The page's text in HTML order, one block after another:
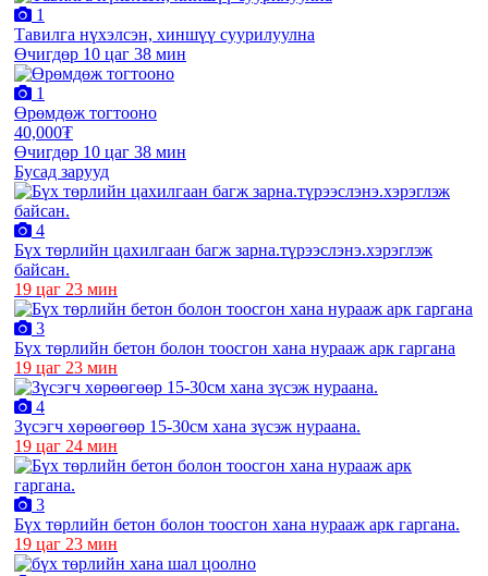
1
Тавилга нүхэлсэн, хиншүү суурилуулна
Өчигдөр 10 цаг 38 мин
1
Өрөмдөж тогтооно
40,000₮
Өчигдөр 10 цаг 38 мин
Бусад зарууд
4
Бүх төрлийн цахилгаан багж зарна.түрээслэнэ.хэрэглэж
байсан.
19 цаг 23 мин
3
Бүх төрлийн бетон болон тоосгон хана нурааж арк гаргана
19 цаг 23 мин
4
Зүсэгч хөрөөгөөр 15-30см хана зүсэж нураана.
19 цаг 24 мин
3
Бүх төрлийн бетон болон тоосгон хана нурааж арк гаргана.
19 цаг 23 мин